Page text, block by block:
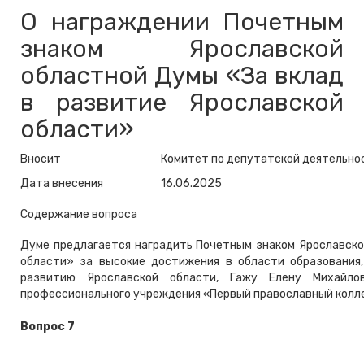
О награждении Почетным
знаком Ярославской
областной Думы «За вклад
в развитие Ярославской
области»
Вносит
Комитет по депутатской
Дата внесения
16.06.2025
Содержание вопроса
Думе предлагается наградить Почетным знаком
области» за высокие достижения в области
развитию Ярославской области, Гажу Елену
профессионального учреждения «Первый православный
Вопрос 7